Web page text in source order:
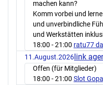
machen kann?
Komm vorbei und
und unverbindliche
und Werkstätten
18:00 - 21:00 ratu77
11.August.2026link
Offen (für Mitglieder)
18:00 - 21:00 Slot